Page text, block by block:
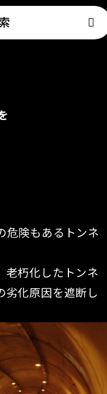
危険もあるトンネ
老朽化したトンネ
劣化原因を遮断し